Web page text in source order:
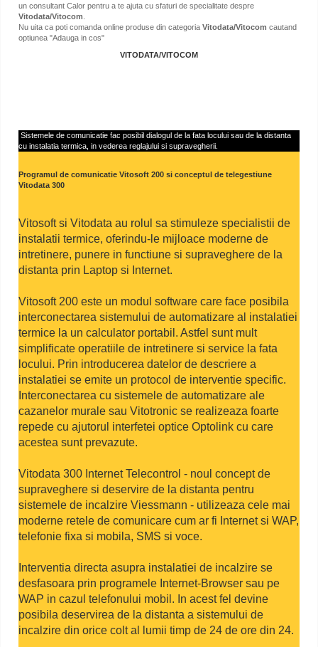
un consultant Calor pentru a te ajuta cu sfaturi de specialitate despre
Vitodata/Vitocom
Nu uita ca poti comanda online produse din categoria Vitodata/Vitocom cautand
optiunea "Adauga in cos"
VITODATA/VITOCOM
Sistemele de comunicatie fac posibil dialogul de la fata locului sau de la distanta
cu instalatia termica, in vederea reglajului si supravegherii.
Programul de comunicatie Vitosoft 200 si conceptul de telegestiune
Vitodata 300
Vitosoft si Vitodata au rolul sa stimuleze specialistii de
instalatii termice, oferindu-le mijloace moderne de
intretinere, punere in functiune si supraveghere de la
distanta prin Laptop si Internet.
Vitosoft 200 este un modul software care face posibila
interconectarea sistemului de automatizare al instalatiei
termice la un calculator portabil. Astfel sunt mult
simplificate operatiile de intretinere si service la fata
locului. Prin introducerea datelor de descriere a
instalatiei se emite un protocol de interventie specific.
Interconectarea cu sistemele de automatizare ale
cazanelor murale sau Vitotronic se realizeaza foarte
repede cu ajutorul interfetei optice Optolink cu care
acestea sunt prevazute.
Vitodata 300 Internet Telecontrol - noul concept de
supraveghere si deservire de la distanta pentru
sistemele de incalzire Viessmann - utilizeaza cele mai
moderne retele de comunicare cum ar fi Internet si WAP,
telefonie fixa si mobila, SMS si voce.
Interventia directa asupra instalatiei de incalzire se
desfasoara prin programele Internet-Browser sau pe
WAP in cazul telefonului mobil. In acest fel devine
posibila deservirea de la distanta a sistemului de
incalzire din orice colt al lumii timp de 24 de ore din 24.